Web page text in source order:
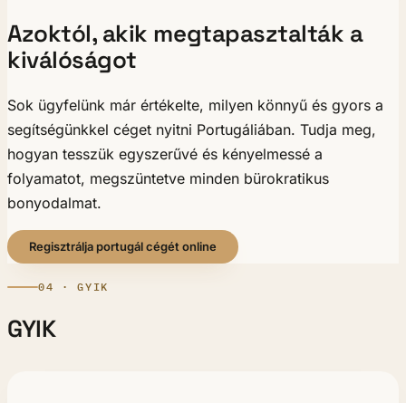
Azoktól, akik megtapasztalták a
kiválóságot
Sok ügyfelünk már értékelte, milyen könnyű és gyors a
segítségünkkel céget nyitni Portugáliában. Tudja meg,
hogyan tesszük egyszerűvé és kényelmessé a
folyamatot, megszüntetve minden bürokratikus
bonyodalmat.
Regisztrálja portugál cégét online
04 · GYIK
GYIK